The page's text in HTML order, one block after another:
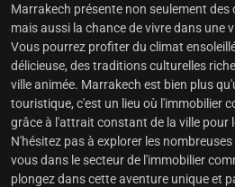
Marrakech présente non seulement
mais aussi la chance de vivre dans une
Vous pourrez profiter du climat
délicieuse, des traditions culturelles
ville animée. Marrakech est bien plus
touristique, c'est un lieu où l'immobilier
grâce à l'attrait constant de la ville pour
N'hésitez pas à explorer les
vous dans le secteur de l'immobilier
plongez dans cette aventure unique et